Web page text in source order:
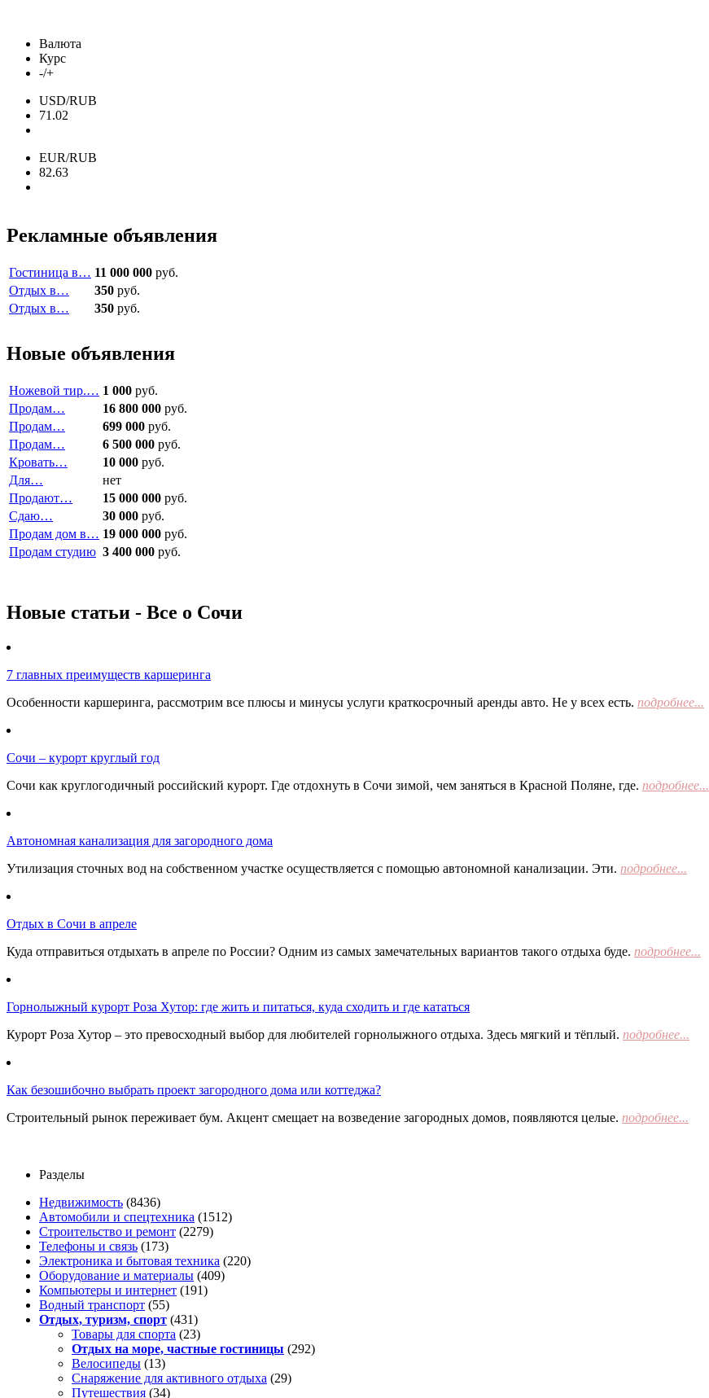
Валюта
Курс
-/+
USD/RUB
71.02
EUR/RUB
82.63
Рекламные объявления
Гостиница в… 11 000 000 руб.
Отдых в…
350 руб.
Отдых в…
350 руб.
Новые объявления
Ножевой тир.… 1 000 руб.
Продам…
16 800 000 руб.
Продам…
699 000 руб.
Продам…
6 500 000 руб.
Кровать…
10 000 руб.
Для…
нет
Продают…
15 000 000 руб.
Сдаю…
30 000 руб.
Продам дом в… 19 000 000 руб.
Продам студию 3 400 000 руб.
Новые статьи - Все о Сочи
7 главных преимуществ каршеринга
Особенности каршеринга, рассмотрим все плюсы и минусы услуги краткосрочный аренды авто. Не у всех есть. подробнее...
Сочи – курорт круглый год
Сочи как круглогодичный российский курорт. Где отдохнуть в Сочи зимой, чем заняться в Красной Поляне, где. подробнее...
Автономная канализация для загородного дома
Утилизация сточных вод на собственном участке осуществляется с помощью автономной канализации. Эти. подробнее...
Отдых в Сочи в апреле
Куда отправиться отдыхать в апреле по России? Одним из самых замечательных вариантов такого отдыха буде. подробнее...
Горнолыжный курорт Роза Хутор: где жить и питаться, куда сходить и где кататься
Курорт Роза Хутор – это превосходный выбор для любителей горнолыжного отдыха. Здесь мягкий и тёплый. подробнее...
Как безошибочно выбрать проект загородного дома или коттеджа?
Строительный рынок переживает бум. Акцент смещает на возведение загородных домов, появляются целые. подробнее...
Разделы
Недвижимость (8436)
Автомобили и спецтехника (1512)
Строительство и ремонт (2279)
Телефоны и связь (173)
Электроника и бытовая техника (220)
Оборудование и материалы (409)
Компьютеры и интернет (191)
Водный транспорт (55)
Отдых, туризм, спорт (431)
Товары для спорта (23)
Отдых на море, частные гостиницы (292)
Велосипеды (13)
Снаряжение для активного отдыха (29)
Путешествия (34)